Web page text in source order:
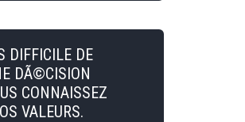
DIFFICILE DE
DÃ©CISION
CONNAISSEZ
VALEURS.